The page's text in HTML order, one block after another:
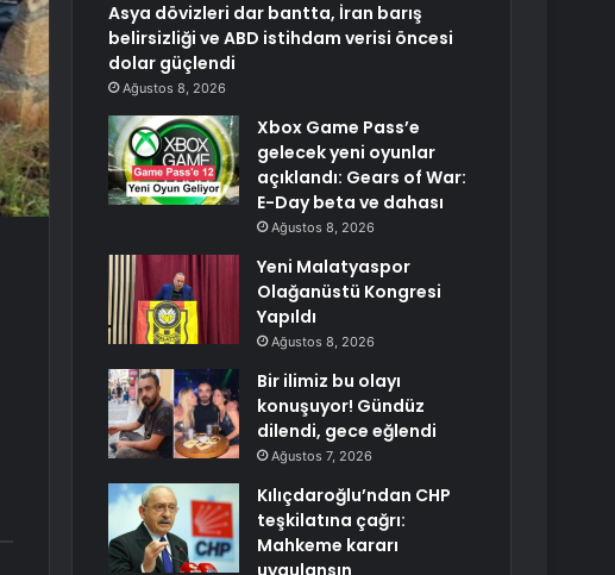
Asya dövizleri dar bantta, İran barış
belirsizliği ve ABD istihdam verisi öncesi
dolar güçlendi
Ağustos 8, 2026
Xbox Game Pass’e
gelecek yeni oyunlar
açıklandı: Gears of War:
E-Day beta ve dahası
Ağustos 8, 2026
Yeni Malatyaspor
Olağanüstü Kongresi
Yapıldı
Ağustos 8, 2026
Bir ilimiz bu olayı
konuşuyor! Gündüz
dilendi, gece eğlendi
Ağustos 7, 2026
Kılıçdaroğlu’ndan CHP
teşkilatına çağrı:
Mahkeme kararı
uygulansın